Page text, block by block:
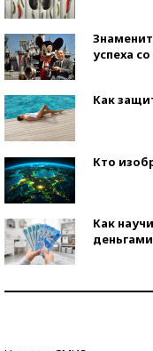
успеха
Как
Кто
Как